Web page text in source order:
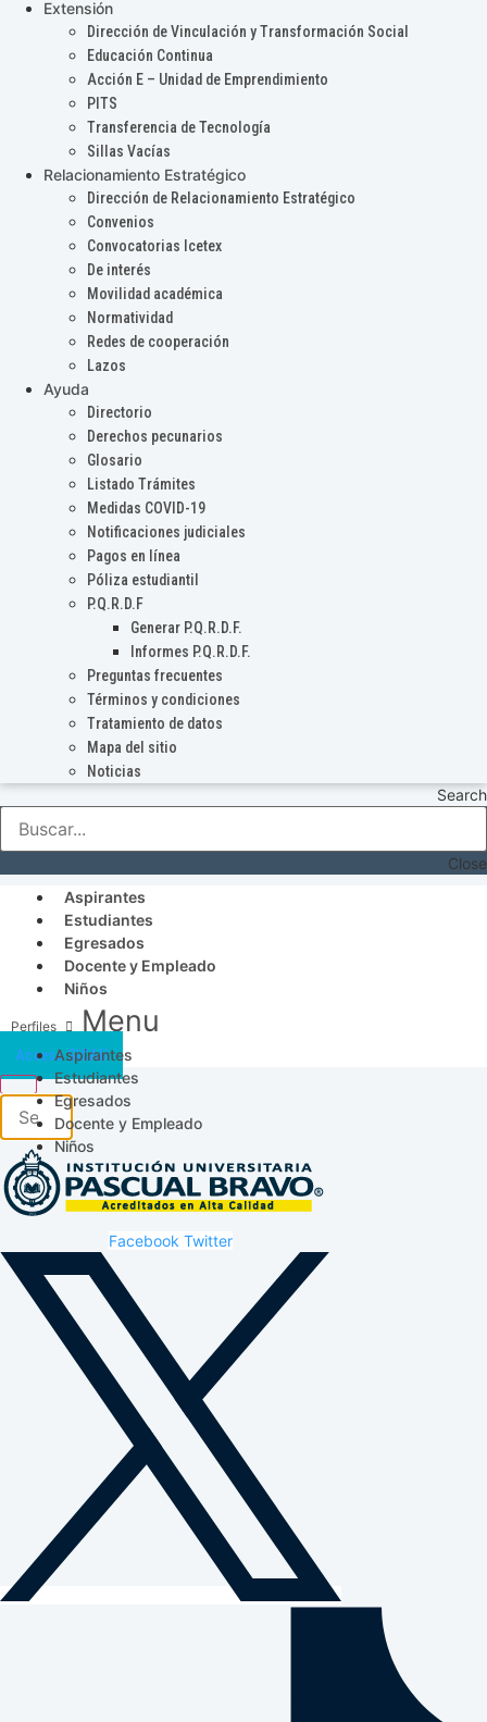
Extensión
Dirección de Vinculación y Transformación Social
Educación Continua
Acción E – Unidad de Emprendimiento
PITS
Transferencia de Tecnología
Sillas Vacías
Relacionamiento Estratégico
Dirección de Relacionamiento Estratégico
Convenios
Convocatorias Icetex
De interés
Movilidad académica
Normatividad
Redes de cooperación
Lazos
Ayuda
Directorio
Derechos pecunarios
Glosario
Listado Trámites
Medidas COVID-19
Notificaciones judiciales
Pagos en línea
Póliza estudiantil
P.Q.R.D.F
Generar P.Q.R.D.F.
Informes P.Q.R.D.F.
Preguntas frecuentes
Términos y condiciones
Tratamiento de datos
Mapa del sitio
Noticias
Search
Close
Aspirantes
Estudiantes
Egresados
Docente y Empleado
Niños
Menu
Aspirantes
Estudiantes
Egresados
Docente y Empleado
Niños
Acceso SICAU
Facebook Twitter